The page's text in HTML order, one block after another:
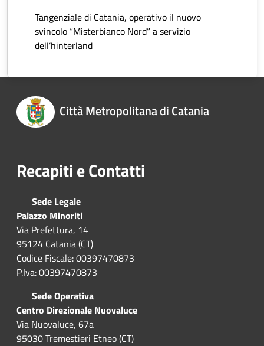
Tangenziale di Catania, operativo il nuovo
svincolo “Misterbianco Nord” a servizio
dell’hinterland
Città Metropolitana di Catania
Recapiti e Contatti
Sede Legale
Palazzo Minoriti
Via Prefettura, 14
95124 Catania (CT)
Codice Fiscale: 00397470873
P.Iva: 00397470873
Sede Operativa
Centro Direzionale Nuovaluce
Via Nuovaluce, 67a
95030 Tremestieri Etneo (CT)